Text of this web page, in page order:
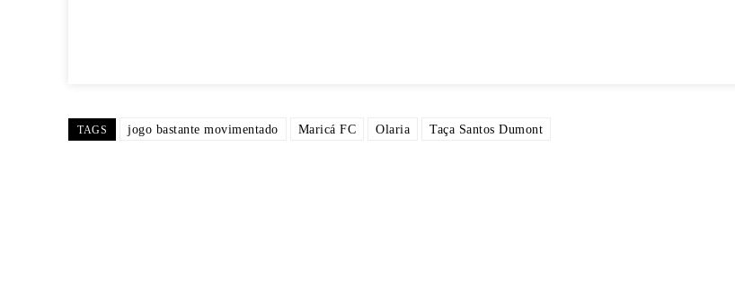
TAGS jogo bastante movimentado Maricá FC Olaria Taça Santos Dumont